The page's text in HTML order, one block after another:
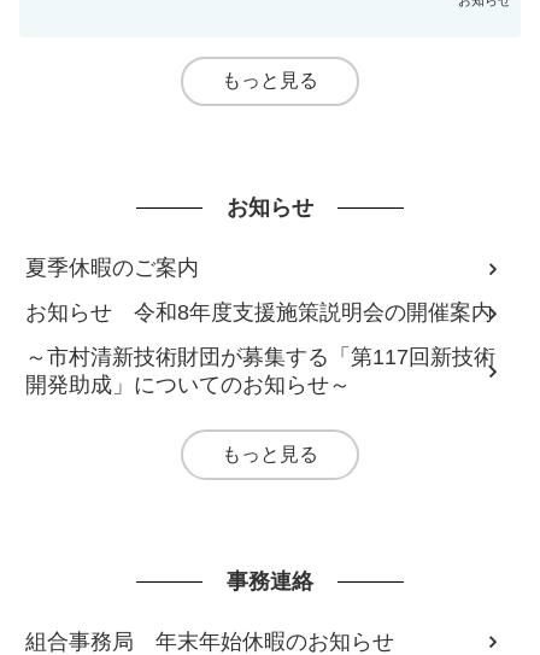
もっと見る
お知らせ
夏季休暇のご案内
お知らせ 令和8年度支援施策説明会の開催案内
～市村清新技術財団が募集する「第117回新技術
開発助成」についてのお知らせ～
もっと見る
事務連絡
組合事務局 年末年始休暇のお知らせ